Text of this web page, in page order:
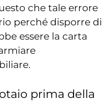
che tale errore
perché disporre di
essere la carta
prima della